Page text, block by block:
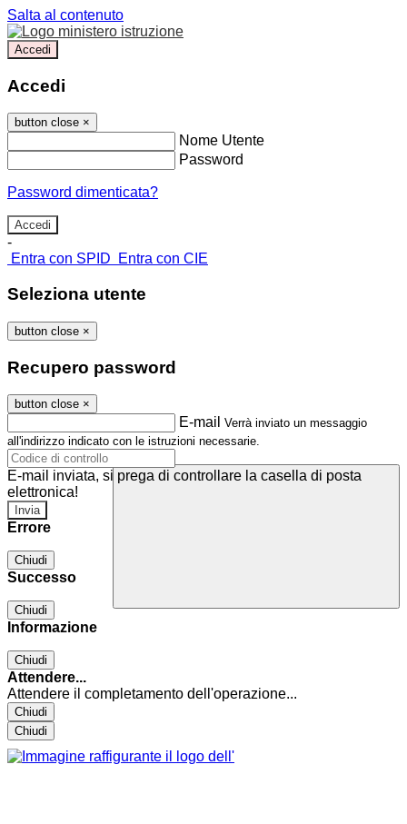
Salta al contenuto
Accedi
Accedi
button close ×
Nome Utente
Password
Password dimenticata?
-
Entra con SPID
Entra con CIE
Seleziona utente
button close ×
Recupero password
button close ×
E-mail Verrà inviato un messaggio
all'indirizzo indicato con le istruzioni necessarie.
E-mail inviata, si prega di controllare la casella di posta
elettronica!
Errore
Chiudi
Successo
Chiudi
Informazione
Chiudi
Attendere...
Attendere il completamento dell'operazione...
Chiudi
Chiudi